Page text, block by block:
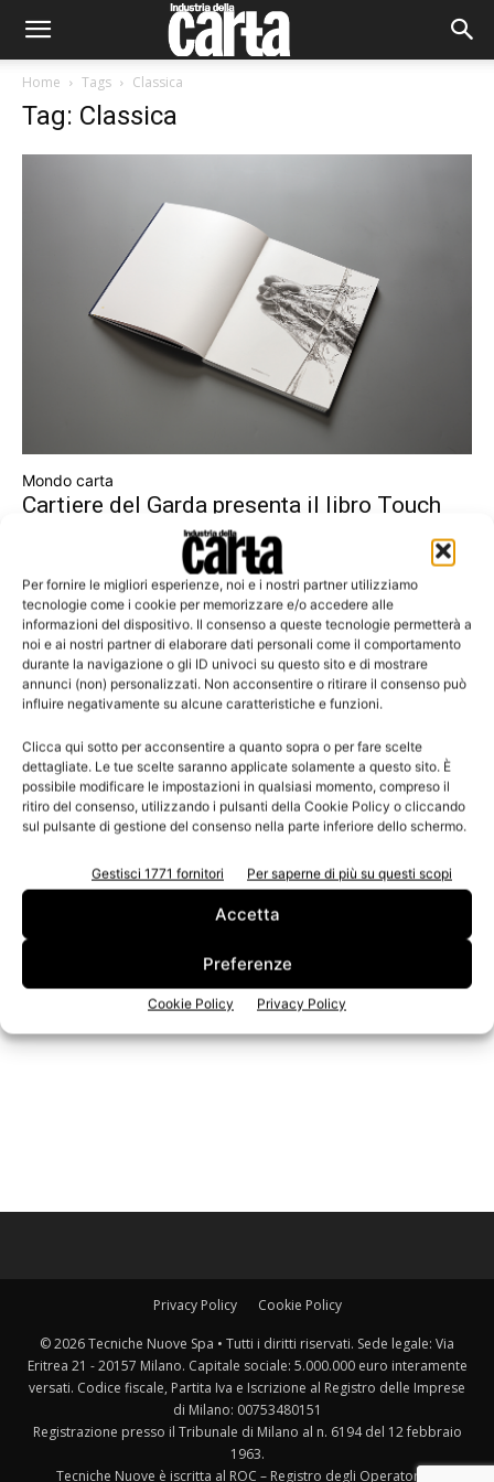
Per fornire le migliori esperienze, noi e i nostri partner utilizziamo
tecnologie come i cookie per memorizzare e/o accedere alle
informazioni del dispositivo. Il consenso a queste tecnologie permetterà a
noi e ai nostri partner di elaborare dati personali come il comportamento
durante la navigazione o gli ID univoci su questo sito e di mostrare
annunci (non) personalizzati. Non acconsentire o ritirare il consenso può
influire negativamente su alcune caratteristiche e funzioni.
Clicca qui sotto per acconsentire a quanto sopra o per fare scelte
dettagliate. Le tue scelte saranno applicate solamente a questo sito. È
possibile modificare le impostazioni in qualsiasi momento, compreso il
ritiro del consenso, utilizzando i pulsanti della Cookie Policy o cliccando
sul pulsante di gestione del consenso nella parte inferiore dello schermo.
Gestisci 1771 fornitori Per saperne di più su questi scopi
Accetta
Preferenze
Cookie Policy Privacy Policy
Home Tags Classica
Tag: Classica
Mondo carta
Cartiere del Garda presenta il libro Touch
Leggi la rivista
n.3 - Giugno 2026 n.2 - Aprile 2026 n.1 - Marzo 2026
Edicola Web
Privacy Policy Cookie Policy
© 2026 Tecniche Nuove Spa • Tutti i diritti riservati. Sede legale: Via
Eritrea 21 - 20157 Milano. Capitale sociale: 5.000.000 euro interamente
versati. Codice fiscale, Partita Iva e Iscrizione al Registro delle Imprese
di Milano: 00753480151
Registrazione presso il Tribunale di Milano al n. 6194 del 12 febbraio
1963.
Tecniche Nuove è iscritta al ROC – Registro degli Operatori di